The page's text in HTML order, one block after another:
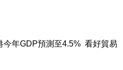
今年GDP預測至4.5% 看好貿易